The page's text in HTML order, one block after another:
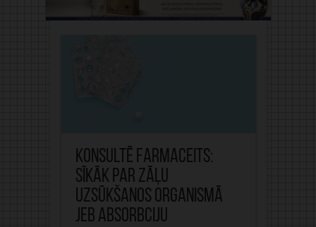
Konsultē farmaceits:
Sīkāk par zāļu
uzsūkšanos organismā
jeb absorbciju